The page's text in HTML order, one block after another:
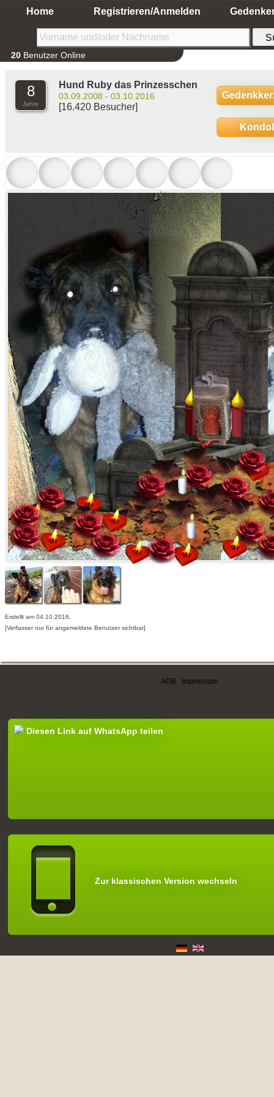
Home Registrieren/Anmelden
20 Benutzer Online
8
Jahre
Hund Ruby das Prinzesschen
03.09.2008 - 03.10.2016
[16.420 Besucher]
Ältere anzeigen
Erstellt am 04.10.2016,
[Verfasser nur für angemeldete Benutzer sichtbar]
AGB Impressum
Diesen Link auf WhatsApp teilen
Zur klassischen Version wechseln